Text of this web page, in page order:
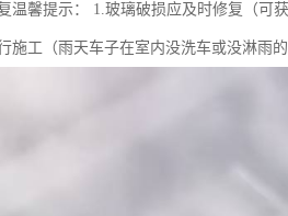
温馨提示： 1.玻璃破损应及时修复（可
施工（雨天车子在室内没洗车或没淋雨的